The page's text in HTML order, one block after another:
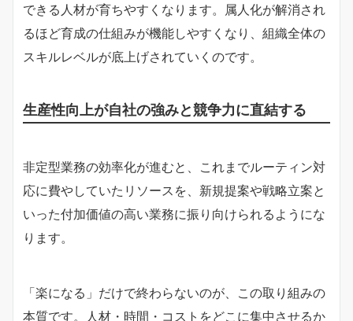
できる人材が育ちやすくなります。属人化が解消され
るほど育成の仕組みが機能しやすくなり、組織全体の
スキルレベルが底上げされていくのです。
生産性向上が自社の強みと競争力に直結する
非定型業務の効率化が進むと、これまでルーティン対
応に費やしていたリソースを、新規提案や戦略立案と
いった付加価値の高い業務に振り向けられるようにな
ります。
「楽になる」だけで終わらないのが、この取り組みの
本質です。人材・時間・コストをどこに集中させるか